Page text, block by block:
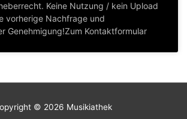
Keine Nutzung / kein Upload
vorherige Nachfrage und
Genehmigung!Zum Kontaktformular
© 2026 Musikiathek